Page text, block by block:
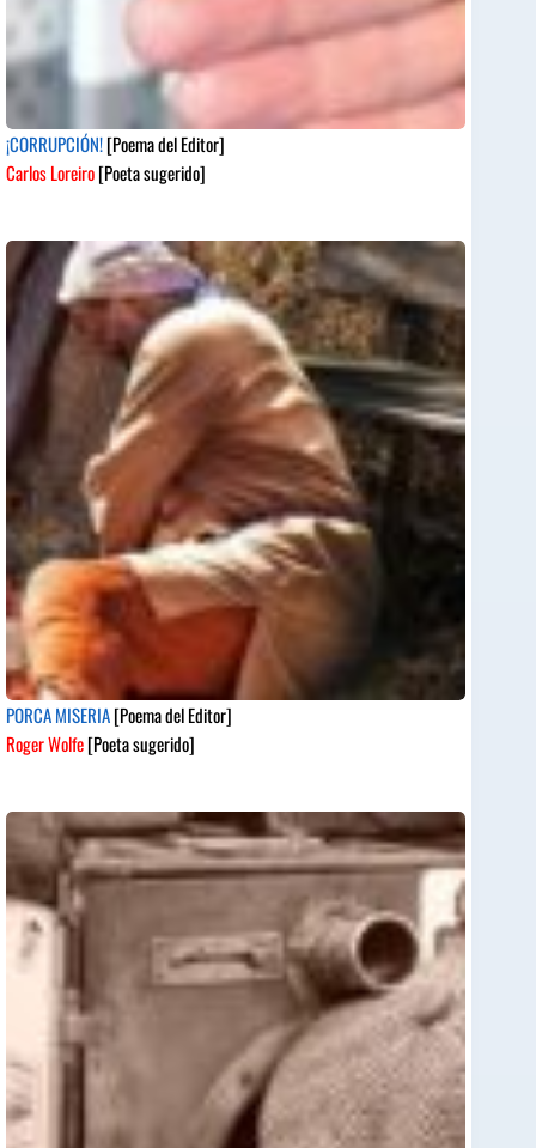
¡CORRUPCIÓN![Poema del Editor]
Carlos Loreiro[Poeta sugerido]
PORCA MISERIA[Poema del Editor]
Roger Wolfe[Poeta sugerido]